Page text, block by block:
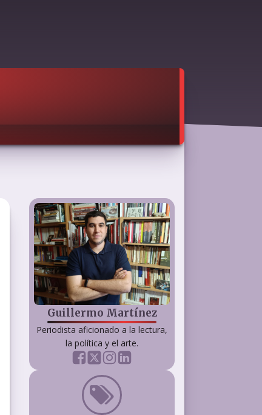
Guillermo Martínez
Periodista aficionado a la lectura,
la política y el arte.